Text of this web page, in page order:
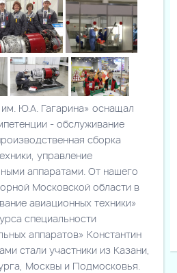
Ю.А. Гагарина» оснащал
- обслуживание
сборка
управление
аппаратами. От нашего
Московской области в
авиационных техники»
специальности
аппаратов» Константин
стали участники из Казани,
Москвы и Подмосковья.